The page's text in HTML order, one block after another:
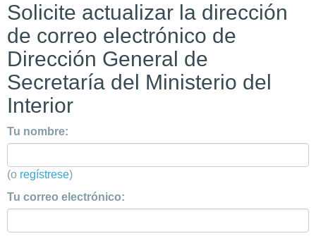
Solicite actualizar la dirección
de correo electrónico de
Dirección General de
Secretaría del Ministerio del
Interior
Tu nombre:
(o regístrese)
Tu correo electrónico: